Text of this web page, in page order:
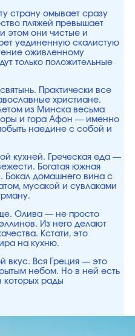
страну омывает сразу
пляжей превышает
этом они чистые и
уединенную скалистую
оживленному
только положительные
Практически все
христиане.
из Минска весьма
и гора Афон — именно
наедине с собой и
кухней. Греческая еда —
Богатая южная
Бокал домашнего вина с
мусакой и сувлаками
Олива — не просто
Из него делают
Кстати, это
на кухню.
вкус. Вся Греция — это
небом. Но в ней есть
которых рады